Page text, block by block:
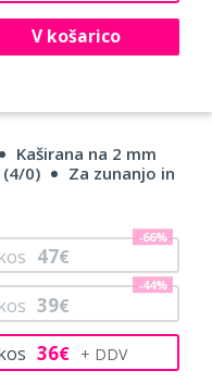
V košarico
Kaširana na 2 mm
0)
Za zunanjo in
36€
39€
-44%
47€
-66%